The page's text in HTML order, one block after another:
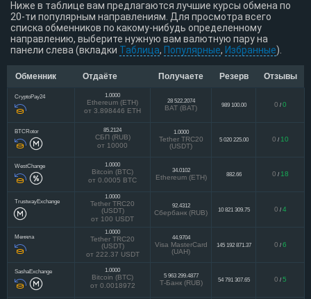
Ниже в таблице вам предлагаются лучшие курсы обмена по
20-ти популярным направлениям. Для просмотра всего
списка обменников по какому-нибудь определенному
направлению, выберите нужную вам валютную пару на
панели слева (вкладки Таблица, Популярные, Избранные).
Обменник Отдаёте Получаете Резерв Отзывы
CryptoPay24 1.0000
Ethereum (ETH)
от 3.898446 ETH
28 522.2074
BAT (BAT) 989 100.00 0 / 0
BTCRotor 85.2124
СБП (RUB)
от 10000
1.0000
Tether TRC20
(USDT)
5 020 225.00 0 / 10
WestChange 1.0000
Bitcoin (BTC)
от 0.0005 BTC
34.0102
Ethereum (ETH) 882.66 0 / 18
TrustwayExchange
1.0000
Tether TRC20
(USDT)
от 100 USDT
92.4312
Сбербанк (RUB) 10 821 309.75 0 / 4
Меняла
1.0000
Tether TRC20
(USDT)
от 222.37 USDT
44.9704
Visa MasterCard
(UAH)
145 192 871.37 0 / 6
SashaExchange 1.0000
Bitcoin (BTC)
от 0.0018972
5 963 299.4877
Т-Банк (RUB) 54 791 307.65 0 / 5